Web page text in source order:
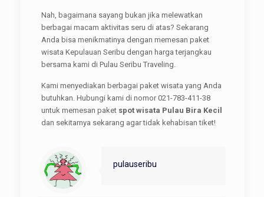
Nah, bagaimana sayang bukan jika melewatkan
berbagai macam aktivitas seru di atas? Sekarang
Anda bisa menikmatinya dengan memesan paket
wisata Kepulauan Seribu dengan harga terjangkau
bersama kami di Pulau Seribu Traveling.
Kami menyediakan berbagai paket wisata yang Anda
butuhkan. Hubungi kami di nomor 021-783-411-38
untuk memesan paket spot wisata Pulau Bira Kecil
dan sekitarnya sekarang agar tidak kehabisan tiket!
pulauseribu